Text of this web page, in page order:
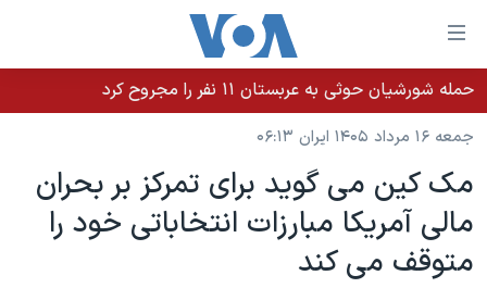
لینکهای
قابل
دسترسی
جهش
محتوای
اصلی
جهش
خانه
نسخه سبک وب‌سایت
موضوع ها
ایران
آمریکا
برنامه های تلویزیونی
جدول برنامه ها
حمله شورشیان حوثی به عربستان ۱۱ نفر را مجروح کرد
جمعه ۱۶ مرداد ۱۴۰۵ ایران ۰۶:۱۳
مک کین می گوید برای تمرکز بر بحران
مالی آمریکا مبارزات انتخاباتی خود را
متوقف می کند